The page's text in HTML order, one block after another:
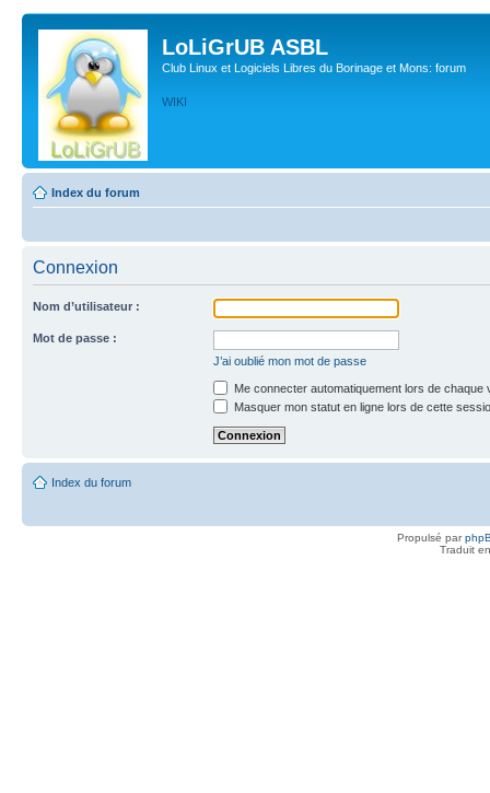
LoLiGrUB ASBL
Club Linux et Logiciels Libres du Borinage et Mons: forum
WIKI
Index du forum
Connexion
Nom d’utilisateur :
Mot de passe :
J’ai oublié mon mot de passe
Me connecter automatiquement lors de chaque
Masquer mon statut en ligne lors de cette
Index du forum
Propulsé par
Traduit